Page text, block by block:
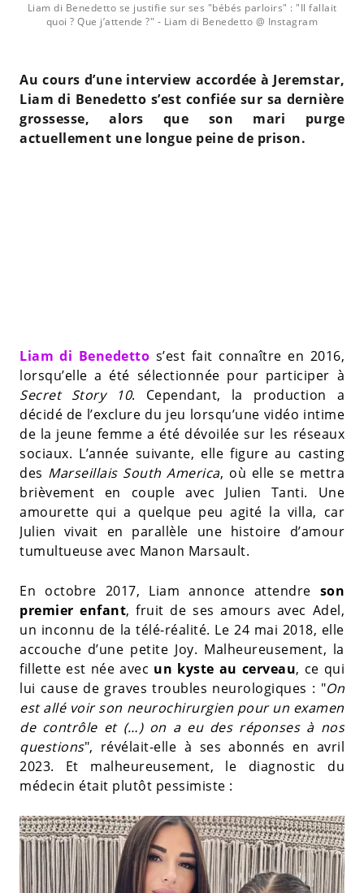
Liam di Benedetto se justifie sur ses "bébés parloirs" : "Il fallait
quoi ? Que j’attende ?" - Liam di Benedetto @ Instagram
Au cours d’une interview accordée à Jeremstar,
Liam di Benedetto s’est confiée sur sa dernière
grossesse, alors que son mari purge
actuellement une longue peine de prison.
Liam di Benedetto s’est fait connaître en 2016,
lorsqu’elle a été sélectionnée pour participer à
Secret Story 10. Cependant, la production a
décidé de l’exclure du jeu lorsqu’une vidéo intime
de la jeune femme a été dévoilée sur les réseaux
sociaux. L’année suivante, elle figure au casting
des Marseillais South America, où elle se mettra
brièvement en couple avec Julien Tanti. Une
amourette qui a quelque peu agité la villa, car
Julien vivait en parallèle une histoire d’amour
tumultueuse avec Manon Marsault.
En octobre 2017, Liam annonce attendre son
premier enfant, fruit de ses amours avec Adel,
un inconnu de la télé-réalité. Le 24 mai 2018, elle
accouche d’une petite Joy. Malheureusement, la
fillette est née avec un kyste au cerveau, ce qui
lui cause de graves troubles neurologiques : "On
est allé voir son neurochirurgien pour un examen
de contrôle et (…) on a eu des réponses à nos
questions", révélait-elle à ses abonnés en avril
2023. Et malheureusement, le diagnostic du
médecin était plutôt pessimiste :